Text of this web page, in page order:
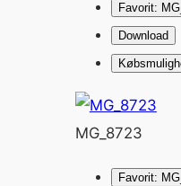
Favorit:
Download
MG_8723
Favorit: